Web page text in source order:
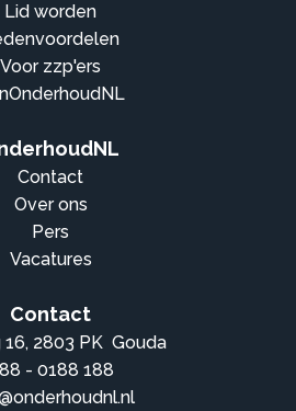
Lid worden
Voor zzp'ers
Contact
Over ons
Pers
Vacatures
Contact
2803 PK Gouda
- 0188 188